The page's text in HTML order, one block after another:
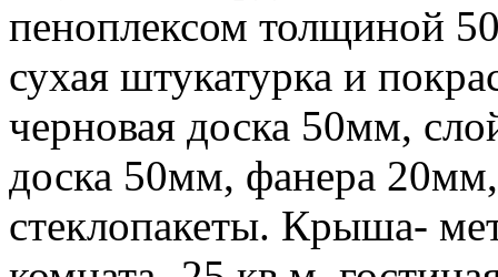
пеноплексом толщиной
сухая штукатурка и
черновая доска 50мм,
доска 50мм, фанера
стеклопакеты. Крыша-